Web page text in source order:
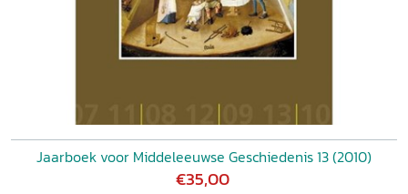
Jaarboek voor Middeleeuwse Geschiedenis 13 (2010)
€35,00